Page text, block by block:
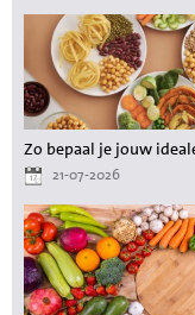
Zo bepaal je jouw
21-07-2026